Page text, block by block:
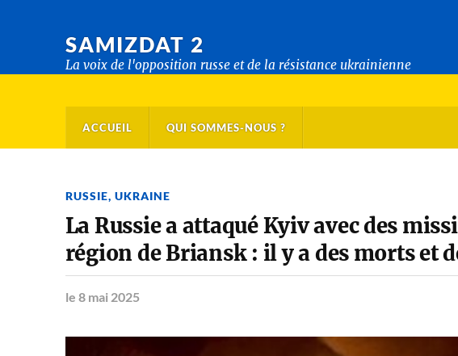
SAMIZDAT 2
La voix de l'opposition russe et de la résistance ukrainienne
ACCUEIL QUI SOMMES-NOUS ?
RUSSIE, UKRAINE
La Russie a attaqué Kyiv avec des
région de Briansk : il y a des morts et
le 8 mai 2025